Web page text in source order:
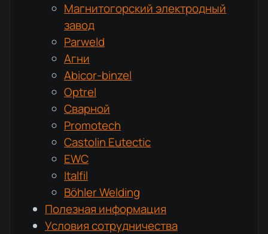
Магнитогорский электродный
завод
Parweld
Агни
Abicor-binzel
Optrel
Сварной
Promotech
Castolin Eutectic
EWC
Italfil
Böhler Welding
Полезная информация
Условия сотрудничества